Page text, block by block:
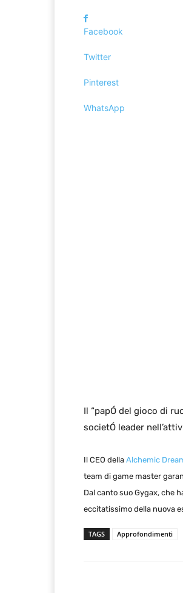
Facebook
Twitter
Pinterest
WhatsApp
Il “papÓ del gioco di
societÓ leader
Il CEO della Alchemic
team di game master
Dal canto suo Gygax, che
eccitatissimo della nuova
TAGS Approfondimenti